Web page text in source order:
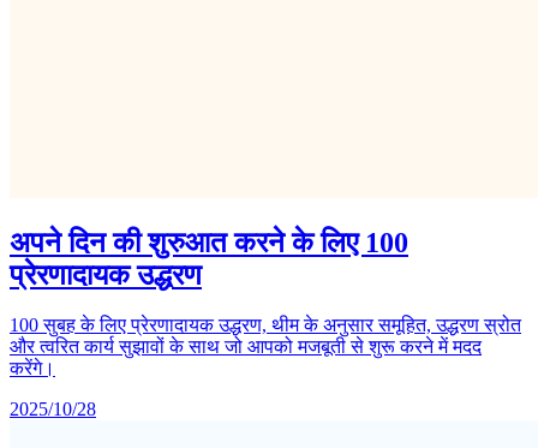
अपने दिन की शुरुआत करने के लिए 100
प्रेरणादायक उद्धरण
100 सुबह के लिए प्रेरणादायक उद्धरण, थीम के अनुसार समूहित, उद्धरण स्रोत
और त्वरित कार्य सुझावों के साथ जो आपको मजबूती से शुरू करने में मदद
करेंगे।
2025/10/28